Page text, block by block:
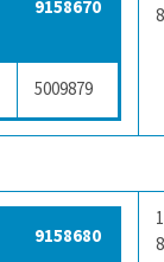
9158670
5009879
9158680